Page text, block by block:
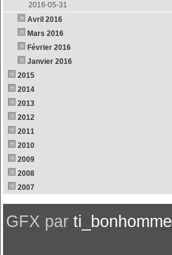
2016-05-31
Avril 2016
Mars 2016
Février 2016
Janvier 2016
2015
2014
2013
2012
2011
2010
2009
2008
2007
GFX par ti_bonhomme